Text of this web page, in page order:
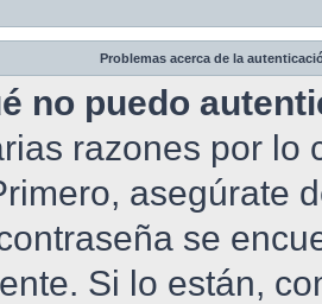
Problemas acerca de la
no puedo
razones por lo
asegúrate
se
Si lo están,